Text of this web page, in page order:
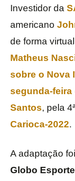
Investidor da
americano
de forma
Matheus
sobre o Nova
segunda-feira
Santos, pela
Carioca-2022.
A adaptação
Globo Esporte